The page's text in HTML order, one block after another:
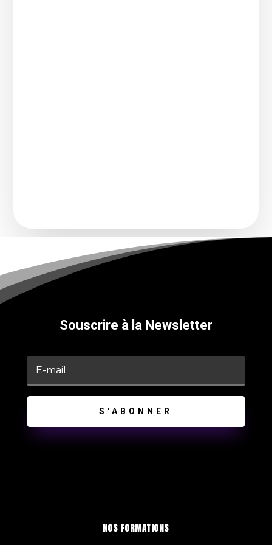
Souscrire à la Newsletter
S'ABONNER
NOS FORMATIONS